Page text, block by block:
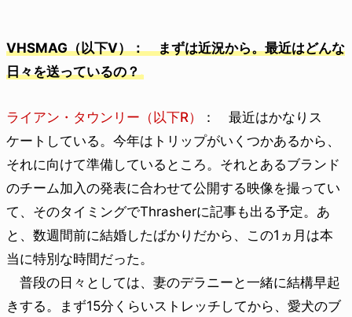
VHSMAG（以下V）： まずは近況から。最近はどんな
日々を送っているの？
ライアン・タウンリー（以下R）
： 最近はかなりス
ケートしている。今年はトリップがいくつかあるから、
それに向けて準備しているところ。それとあるブランド
のチーム加入の発表に合わせて公開する映像を撮ってい
て、そのタイミングでThrasherに記事も出る予定。あ
と、数週間前に結婚したばかりだから、この1ヵ月は本
当に特別な時間だった。
普段の日々としては、妻のデラニーと一緒に結構早起
きする。まず15分くらいストレッチしてから、愛犬のブ